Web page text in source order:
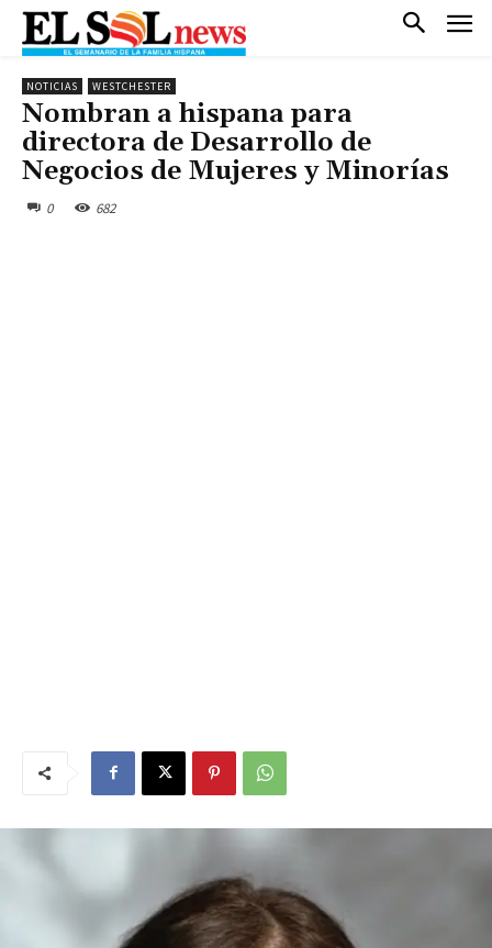
NOTICIAS WESTCHESTER
Nombran a hispana para
directora de Desarrollo de
Negocios de Mujeres y Minorías
0 682